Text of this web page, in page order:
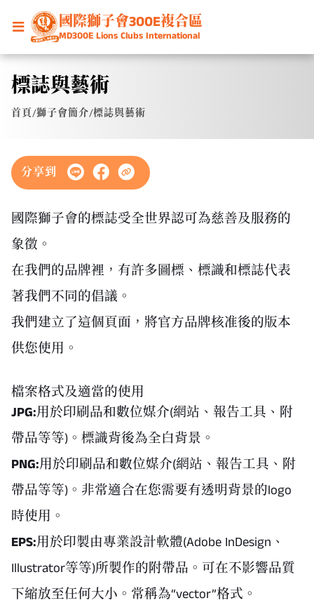
國際獅子會300E複合區
MD300E Lions Clubs International
標誌與藝術
首頁/獅子會簡介/標誌與藝術
分享到
國際獅子會的標誌受全世界認可為慈善及服務的
象徵。
在我們的品牌裡，有許多圖標、標識和標誌代表
著我們不同的倡議。
我們建立了這個頁面，將官方品牌核准後的版本
供您使用。
檔案格式及適當的使用
JPG:用於印刷品和數位媒介(網站、報告工具、附
帶品等等)。標識背後為全白背景。
PNG:用於印刷品和數位媒介(網站、報告工具、附
帶品等等)。非常適合在您需要有透明背景的logo
時使用。
EPS:用於印製由專業設計軟體(Adobe InDesign、
Illustrator等等)所製作的附帶品。可在不影響品質
下縮放至任何大小。常稱為“vector”格式。